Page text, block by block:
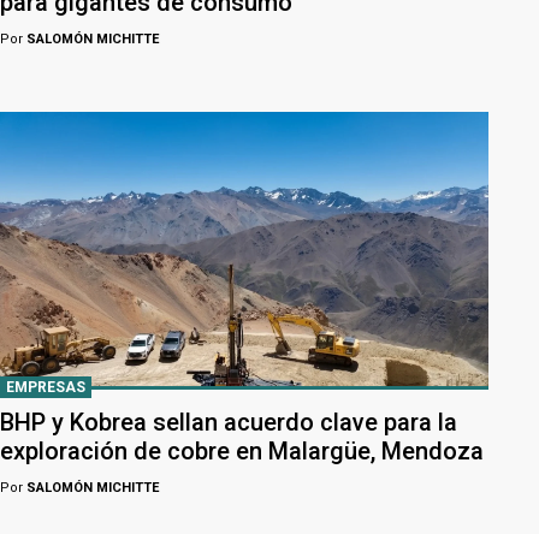
Por SALOMÓN MICHITTE
EMPRESAS
BHP y Kobrea sellan acuerdo clave para la
exploración de cobre en Malargüe, Mendoza
Por SALOMÓN MICHITTE